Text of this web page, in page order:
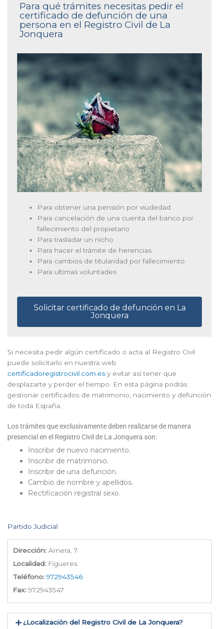
Para qué trámites necesitas pedir el
certificado de defunción de una
persona en el Registro Civil de La
Jonquera
Para obtener una pensión por viudedad
Para cancelación de una cuenta del banco por
fallecimiento del propietario
Para trasladar un nicho
Para hacer el trámite de herencias
Para cambios de titularidad por fallecimiento
Para ultimas voluntades
Solicitar certificado de defunción en La
Jonquera
Si necesita pedir algún certificado o acta al Registro Civil
puede solicitarlo en nuestra web
certificadoregistrocivil.com.es y evitar así tener que
desplazarte y perder el tiempo. En esta página podrás
gestionar certificados de matrimonio, nacimiento y defunción
de toda España.
Los trámites que exclusivamente deben realizarse de manera
presencial en el Registro Civil de La Jonquera son:
Inscribir de nuevo nacimiento.
Inscribir de matrimonio.
Inscribir de una defunción.
Cambio de nombre y apellidos.
Rectificación registral sexo.
Partido Judicial
Dirección: Arnera, 7
Localidad: Figueres
Teléfono: 972943546
Fax: 972943547
¿Localización del Registro Civil de La Jonquera​?